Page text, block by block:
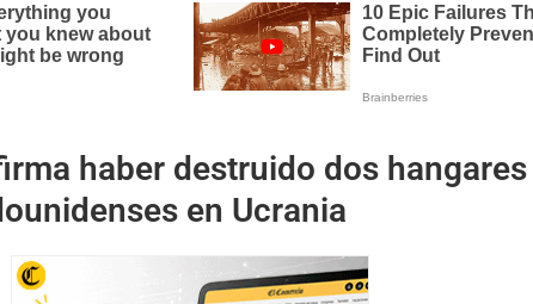
haber destruido dos
en Ucrania